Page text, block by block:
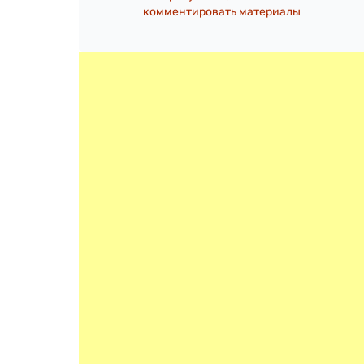
комментировать материалы